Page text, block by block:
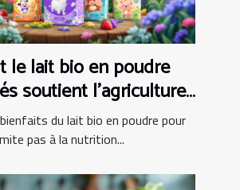
le lait bio en poudre
soutient l'agriculture
du lait bio en poudre pour
pas à la nutrition...